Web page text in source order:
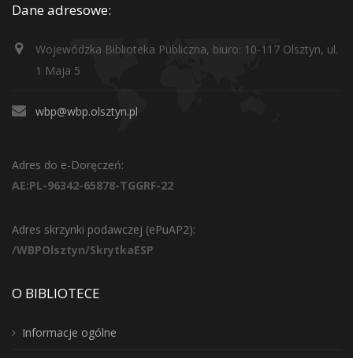
Dane adresowe:
Wojewódzka Biblioteka Publiczna, biuro: 10-117 Olsztyn, ul.
1 Maja 5
wbp@wbp.olsztyn.pl
Adres do e-Doręczeń:
AE:PL-96342-65878-TGGRF-22
Adres skrzynki podawczej (ePuAP2):
/WBPOlsztyn/SkrytkaESP
O BIBLIOTECE
Informacje ogólne